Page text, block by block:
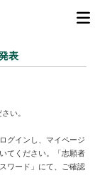
表
い。
グインし、マイページ
てください。「志願者
ワード」にて、ご確認